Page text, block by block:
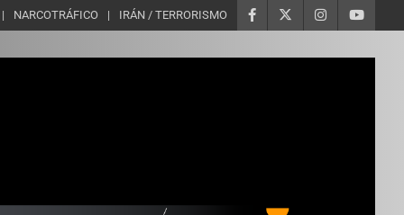
NARCOTRÁFICO IRÁN / TERRORISMO